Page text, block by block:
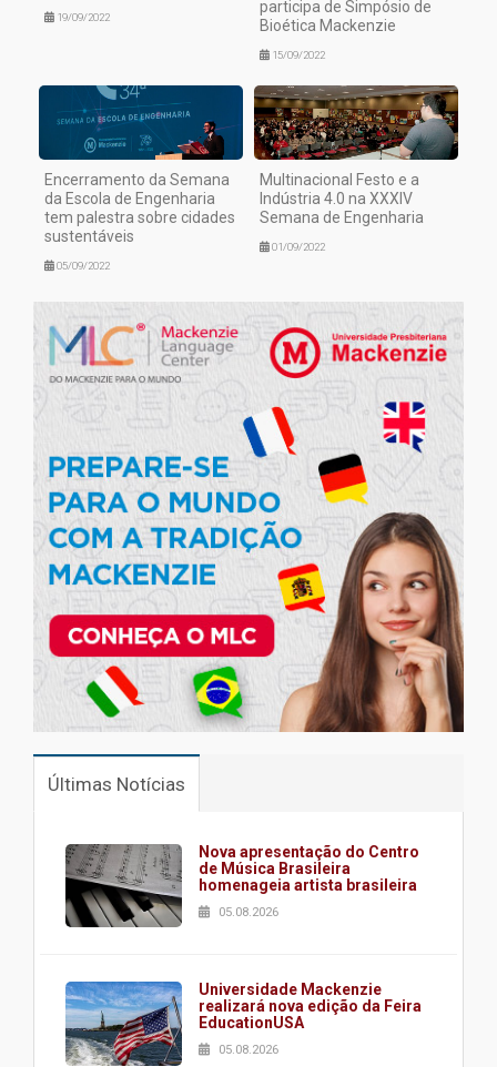
19/09/2022
participa de Simpósio de
Bioética Mackenzie
15/09/2022
Encerramento da Semana
da Escola de Engenharia
tem palestra sobre cidades
sustentáveis
05/09/2022
Multinacional Festo e a
Indústria 4.0 na XXXIV
Semana de Engenharia
01/09/2022
Últimas Notícias
Nova apresentação do Centro
de Música Brasileira
homenageia artista brasileira
05.08.2026
Universidade Mackenzie
realizará nova edição da Feira
EducationUSA
05.08.2026